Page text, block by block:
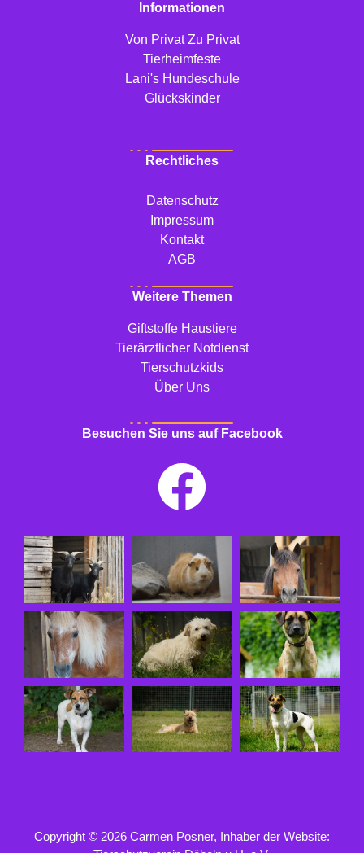
Informationen
Von Privat Zu Privat
Tierheimfeste
Lani's Hundeschule
Glückskinder
Rechtliches
Datenschutz
Impressum
Kontakt
AGB
Weitere Themen
Giftstoffe Haustiere
Tierärztlicher Notdienst
Tierschutzkids
Über Uns
Besuchen Sie uns auf Facebook
Copyright © 2026 Carmen Posner, Inhaber der Website: